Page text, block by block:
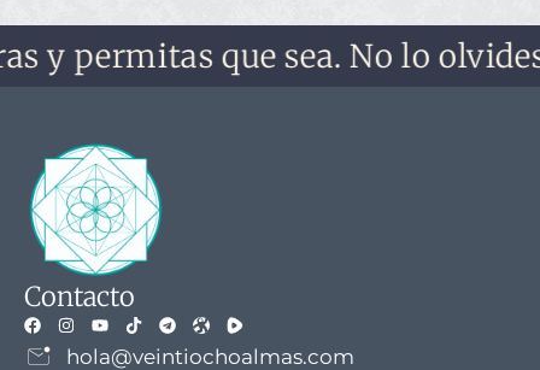
que sea. No lo olvides, no
Contacto
hola@veintiochoalmas.com